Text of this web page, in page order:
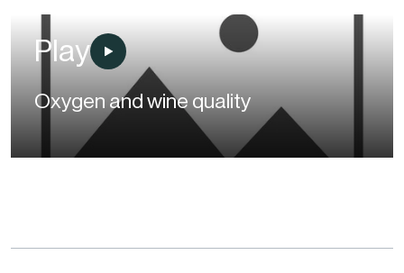
Play
Oxygen and wine quality
00:00/